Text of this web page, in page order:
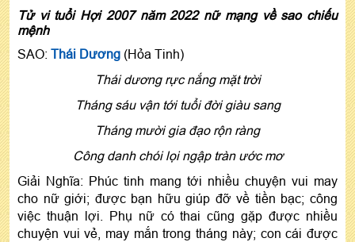
Tử vi tuổi Hợi 2007 năm 2022 nữ mạng về sao chiếu
mệnh
SAO: Thái Dương (Hỏa Tinh)
Thái dương rực nắng mặt trời
Tháng sáu vận tới tuổi đời giàu sang
Tháng mười gia đạo rộn ràng
Công danh chói lọi ngập tràn ước mơ
Giải Nghĩa: Phúc tinh mang tới nhiều chuyện vui may
cho nữ giới; được bạn hữu giúp đỡ về tiền bạc; công
việc thuận lợi. Phụ nữ có thai cũng gặp được nhiều
chuyện vui vẻ, may mắn trong tháng này; con cái được